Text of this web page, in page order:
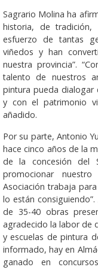
Sagrario Molina ha
historia, de
esfuerzo de tantas
viñedos y han
nuestra provincia”.
talento de nuestros
pintura pueda dialogar
y con el patrimonio
añadido.
Por su parte, Antonio
hace cinco años de la
de la concesión del
promocionar
Asociación trabaja
lo están
de 35-40 obras
agradecido la labor de
y escuelas de pintura
informado, hay en
ganado en